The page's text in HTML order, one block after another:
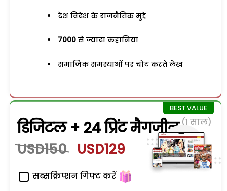
देश विदेश के राजनैतिक मुद्दे
7000 से ज्यादा कहानियां
समाजिक समस्याओं पर चोट करते लेख
डिजिटल + 24 प्रिंट मैगजीन (1 साल)
USD150 USD129
सब्सक्रिप्शन गिफ्ट करें